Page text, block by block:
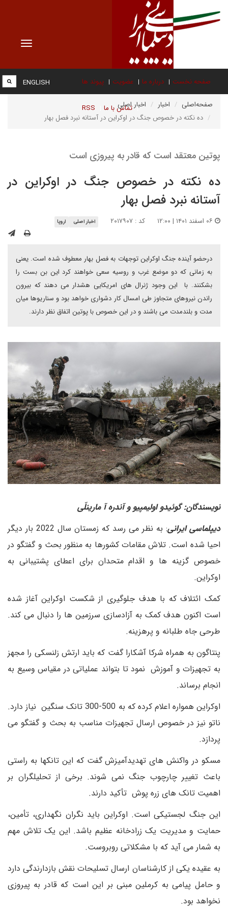
Toggle
صفحه نخست درباره ما عضویت پیوند ها
تماس با ما RSS
ENGLISH
صفحه‌اصلی اخبار
اخبار اصلی
ده نکته در خصوص جنگ در اوکراین در آستانه نبرد فصل بهار
پوتین معتقد است که قادر به پیروزی است
ده نکته در خصوص جنگ در اوکراین در
آستانه نبرد فصل بهار
کد : ۲۰۱۷۹۰۷ اخبار اصلی اروپا
درحضو آینده جنگ اوکراین توجهات به فصل بهار معطوف شده است. یعنی
به زمانی که دو موضع غرب و روسیه سعی خواهند کرد این بن بست را
بشکنند. با این وجود ژنرال های امریکایی هشدار می دهند که بیرون
راندن نیروهای متجاوز طی امسال کار دشواری خواهد بود و سناریوها میان
مدت و بلندمدت می باشند و در این خصوص با پوتین اتفاق نظر دارند.
نویسندگان: گوئیدو اولیمپیو و آندره آ مارینلّی
دیپلماسی ایرانی
: به نظر می رسد که زمستان سال 2022 بار دیگر
احیا شده است. تلاش مقامات کشورها به منظور بحث و گفتگو در
خصوص گزینه ها و اقدام متحدان برای اعطای پشتیبانی به
اوکراین.
کمک ائتلاف که با هدف جلوگیری از شکست اوکراین آغاز شده
است اکنون هدف کمک به آزادسازی سرزمین ها را دنبال می کند.
طرحی جاه طلبانه و پرهزینه.
پنتاگون به همراه شرکا آشکارا گفت که باید ارتش زلنسکی را مجهز
به تجهیزات و آموزش نمود تا بتواند عملیاتی در مقیاس وسیع به
انجام برساند.
اوکراین همواره اعلام کرده که به 500-300 تانک سنگین نیاز دارد.
ناتو نیز در خصوص ارسال تجهیزات مناسب به بحث و گفتگو می
پردازد.
مسکو در واکنش های تهدیدآمیزش گفت که این تانکها به راستی
باعث تغییر چارچوب جنگ نمی شوند. برخی از تحلیلگران بر
اهمیت تانک های زره پوش تأکید دارند.
این جنگ لجستیکی است. اوکراین باید نگران نگهداری، تأمین،
حمایت و مدیریت یک زرادخانه عظیم باشد. این یک تلاش مهم
به شمار می آید که با مشکلاتی روبروست.
به عقیده یکی از کارشناسان ارسال تسلیحات نقش بازدارندگی دارد
و حامل پیامی به کرملین مبنی بر این است که قادر به پیروزی
نخواهد بود.